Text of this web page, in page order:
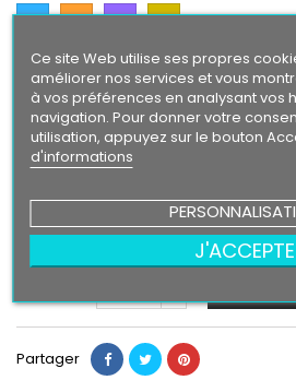
Bleu
OrangeVioletGold
Texte/ Logo
Noir
Blanc RougeBleu Gris Jaune
Bleu
Intense
OrangeViolet
24,90 €
Partager
Ce site Web utilise ses propres
améliorer nos services et vous
à vos préférences en analysant vos
navigation. Pour donner votre
utilisation, appuyez sur le bouton
d'informations
J'ACCEPTE